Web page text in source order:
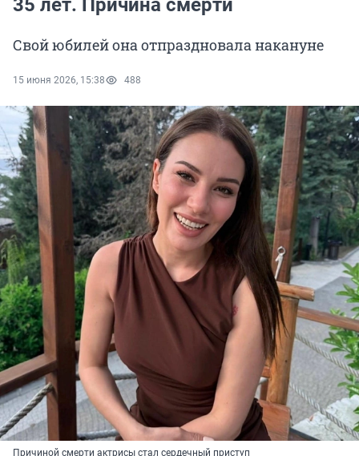
35 лет. Причина смерти
Свой юбилей она отпраздновала накануне
15 июня 2026, 15:38 488
Причиной смерти актрисы стал сердечный приступ